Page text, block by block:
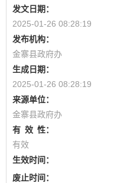
发文日期：
2025-01-26 08:28:19
发布机构：
金寨县政府办
生成日期：
2025-01-26 08:28:19
来源单位：
金寨县政府办
有 效 性：
有效
生效时间：
废止时间：